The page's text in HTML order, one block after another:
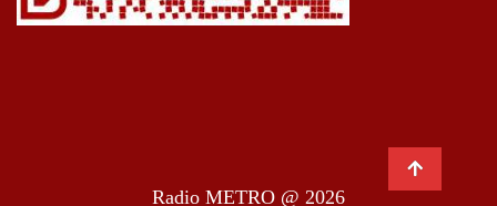
Radio METRO @ 2026